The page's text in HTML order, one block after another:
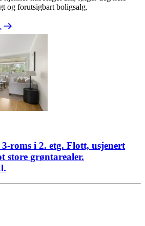
og forutsigbart boligsalg.
roms i 2. etg. Flott, usjenert
store grøntarealer.